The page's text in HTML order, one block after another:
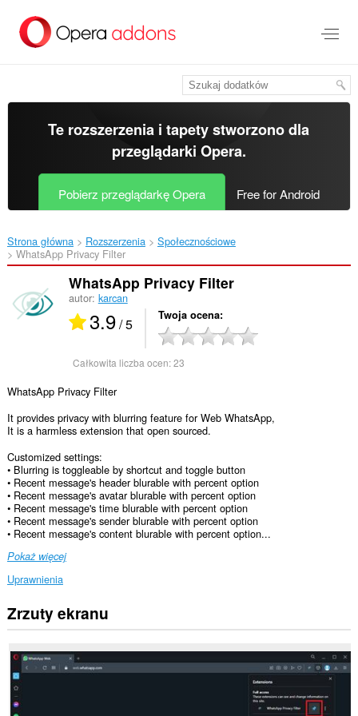
treści
Te rozszerzenia i tapety stworzono dla
przeglądarki Opera.
Pobierz przeglądarkę Opera Free for Android
Strona główna Rozszerzenia
Społecznościowe
WhatsApp Privacy Filter‎
WhatsApp Privacy Filter
autor: karcan
3.9/ 5 Twoja ocena
Całkowita liczba ocen:23
WhatsApp Privacy Filter
It provides privacy with blurring feature for Web WhatsApp,
It is a harmless extension that open sourced.
Customized settings:
• Blurring is toggleable by shortcut and toggle button
• Recent message's header blurable with percent option
• Recent message's avatar blurable with percent option
• Recent message's time blurable with percent option
• Recent message's sender blurable with percent option
• Recent message's content blurable with percent option...
Pokaż więcej
Uprawnienia
To
rozszerzenie
uzyskać
dostęp
do
Twoich
danych
Zrzuty ekranu